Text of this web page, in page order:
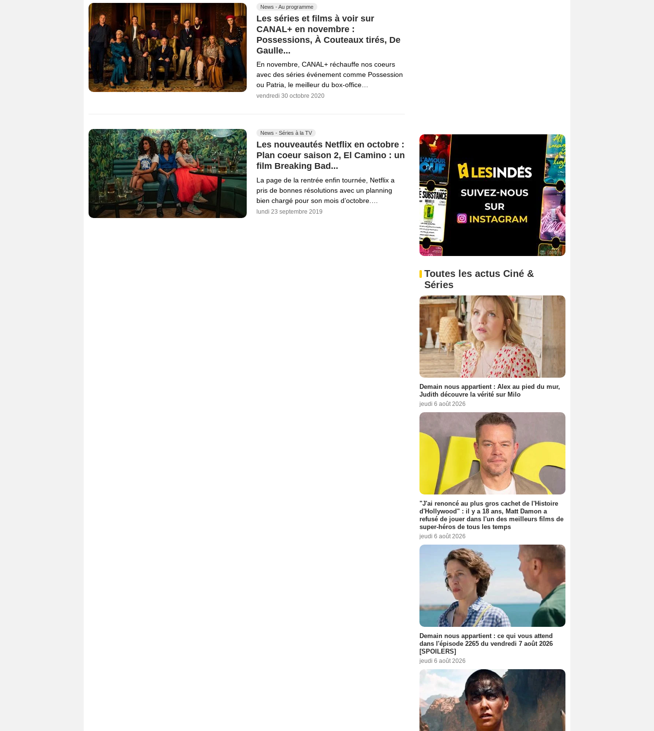
News - Au programme
Les séries et films à voir sur
CANAL+ en novembre :
Possessions, À Couteaux tirés, De
Gaulle...
En novembre, CANAL+ réchauffe nos coeurs
avec des séries événement comme Possession
ou Patria, le meilleur du box-office…
vendredi 30 octobre 2020
News - Séries à la TV
Les nouveautés Netflix en octobre :
Plan coeur saison 2, El Camino : un
film Breaking Bad...
La page de la rentrée enfin tournée, Netflix a
pris de bonnes résolutions avec un planning
bien chargé pour son mois d’octobre.…
lundi 23 septembre 2019
Toutes les actus Ciné &
Séries
Demain nous appartient : Alex au pied du mur,
Judith découvre la vérité sur Milo
jeudi 6 août 2026
"J'ai renoncé au plus gros cachet de l'Histoire
d'Hollywood" : il y a 18 ans, Matt Damon a
refusé de jouer dans l'un des meilleurs films de
super-héros de tous les temps
jeudi 6 août 2026
Demain nous appartient : ce qui vous attend
dans l'épisode 2265 du vendredi 7 août 2026
[SPOILERS]
jeudi 6 août 2026